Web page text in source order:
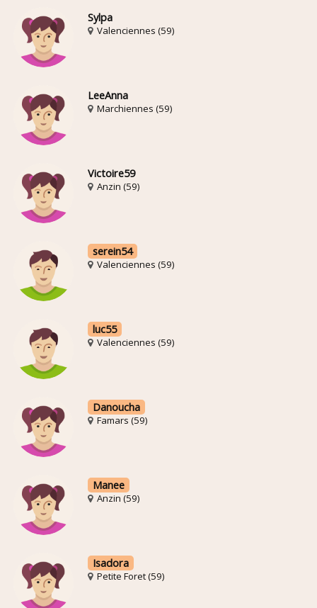
Sylpa
Valenciennes (59)
LeeAnna
Marchiennes (59)
Victoire59
Anzin (59)
serein54
Valenciennes (59)
luc55
Valenciennes (59)
Danoucha
Famars (59)
Manee
Anzin (59)
Isadora
Petite Foret (59)